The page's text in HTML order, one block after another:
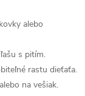
alebo
s pitím.
rastu dieťaťa.
na vešiak.